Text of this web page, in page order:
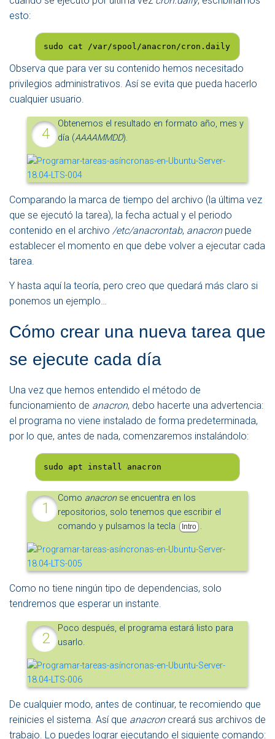
esto:
sudo cat /var/spool/anacron/cron.daily
Observa que para ver su contenido hemos necesitado
privilegios administrativos. Así se evita que pueda hacerlo
cualquier usuario.
Obtenemos el resultado en formato año, mes y
día (AAAAMMDD).
Comparando la marca de tiempo del archivo (la última vez
que se ejecutó la tarea), la fecha actual y el periodo
contenido en el archivo /etc/anacrontab, anacronpuede
establecer el momento en que debe volver a ejecutar cada
tarea.
Y hasta aquí la teoría, pero creo que quedará más claro si
ponemos un ejemplo…
Cómo crear una nueva tarea que
se ejecute cada día
Una vez que hemos entendido el método de
funcionamiento de anacron, debo hacerte una advertencia:
el programa no viene instalado de forma predeterminada,
por lo que, antes de nada, comenzaremos instalándolo:
sudo apt install anacron
Como anacronse encuentra en los
repositorios, solo tenemos que escribir el
comando y pulsamos la tecla
Intro .
Como no tiene ningún tipo de dependencias, solo
tendremos que esperar un instante.
Poco después, el programa estará listo para
usarlo.
De cualquier modo, antes de continuar, te recomiendo que
reinicies el sistema. Así que anacroncreará sus archivos de
trabajo. Lo puedes lograr ejecutando el siguiente comando: